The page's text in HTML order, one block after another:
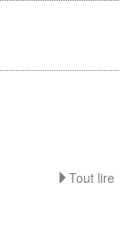
Tout lire